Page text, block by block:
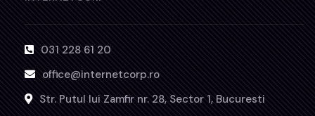
031 228 61 20
office@internetcorp.ro
Str. Putul lui Zamfir nr. 28, Sector 1, Bucuresti